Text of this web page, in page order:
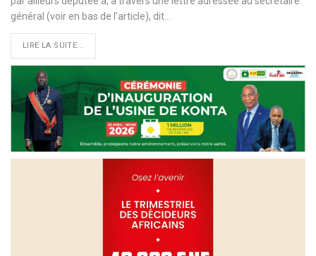
général (voir en bas de l’article), dit
LIRE LA SUITE...